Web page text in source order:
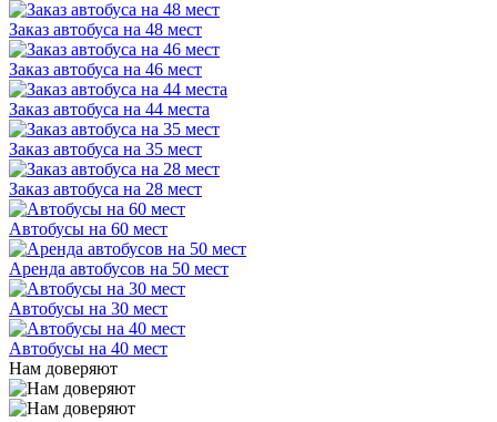
Заказ автобуса на 48 мест
Заказ автобуса на 46 мест
Заказ автобуса на 44 места
Заказ автобуса на 35 мест
Заказ автобуса на 28 мест
Автобусы на 60 мест
Аренда автобусов на 50 мест
Автобусы на 30 мест
Автобусы на 40 мест
Нам доверяют